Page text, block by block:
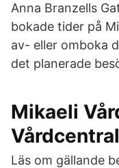
Anna Branzells
bokade tider på
av- eller omboka
det planerade
Mikaeli
Läs om gällande